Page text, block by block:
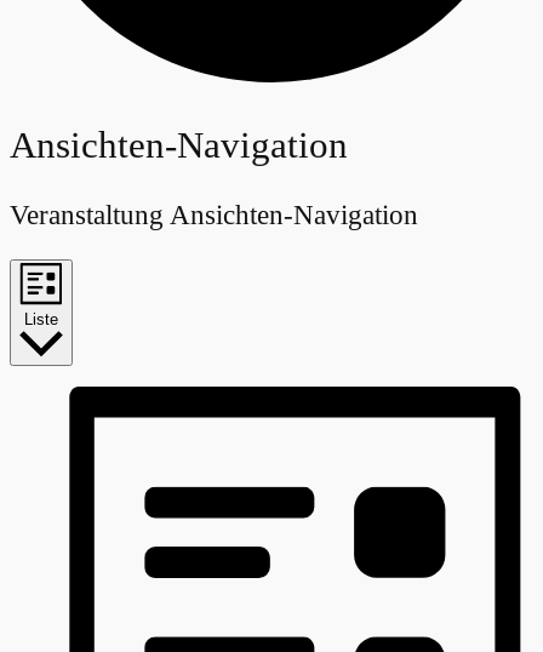
Veranstaltungen
Ansichten-Navigation
Veranstaltung Ansichten-Navigation
Liste